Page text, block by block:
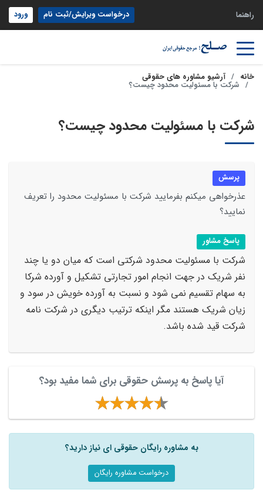
راهنما درخواست ویرایش/ثبت نام ورود
خانه آرشیو مشاوره های حقوقی
شرکت با مسئولیت محدود چیست؟
شرکت با مسئولیت محدود چیست؟
پرسش
عذرخواهی میکنم بفرمایید شرکت با مسئولیت محدود را تعریف
نمایید؟
پاسخ مشاور
شرکت با مسئولیت محدود شرکتی است که میان دو یا چند
نفر شریک در جهت انجام امور تجارتی تشکیل و آورده شرکا
به سهام تقسیم نمی شود و نسبت به آورده خویش در سود و
زیان شریک هستند مگر اینکه ترتیب دیگری در شرکت نامه
شرکت قید شده باشد.
آیا پاسخ به پرسش حقوقی برای شما مفید بود؟
به مشاوره رایگان حقوقی ای نیاز دارید؟
درخواست مشاوره رایگان